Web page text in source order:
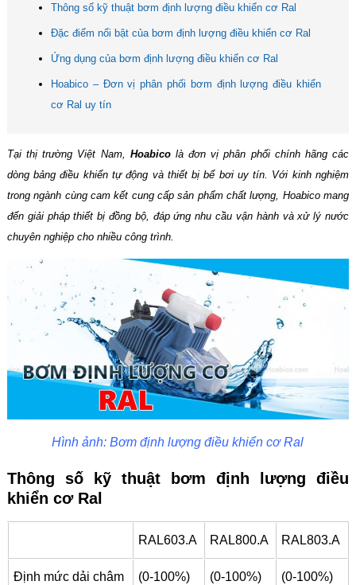
Thông số kỹ thuật bơm định lượng điều khiển cơ Ral
Đặc điểm nổi bật của bơm định lượng điều khiển cơ Ral
Ứng dụng của bơm định lượng điều khiển cơ Ral
Hoabico – Đơn vị phân phối bơm định lượng điều khiển
cơ Ral uy tín
Tại thị trường Việt Nam, Hoabico là đơn vị phân phối chính hãng các
dòng bảng điều khiển tự động và thiết bị bể bơi uy tín. Với kinh nghiệm
trong ngành cùng cam kết cung cấp sản phẩm chất lượng, Hoabico mang
đến giải pháp thiết bị đồng bộ, đáp ứng nhu cầu vận hành và xử lý nước
chuyên nghiệp cho nhiều công trình.
Hình ảnh: Bơm định lượng điều khiển cơ Ral
Thông số kỹ thuật bơm định lượng điều
khiển cơ Ral
RAL603.A RAL800.A RAL803.A
Định mức dải châm (0-100%) (0-100%) (0-100%)